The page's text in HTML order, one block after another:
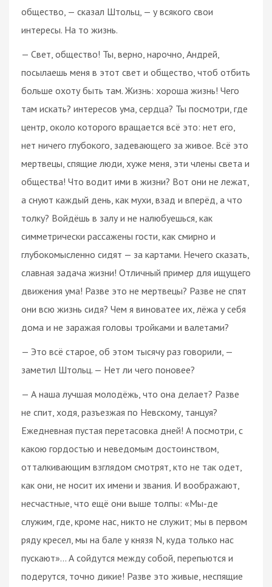
общество, — сказал Штольц, — у всякого свои
интересы. На то жизнь.
— Свет, общество! Ты, верно, нарочно, Андрей,
посылаешь меня в этот свет и общество, чтоб отбить
больше охоту быть там. Жизнь: хороша жизнь! Чего
там искать? интересов ума, сердца? Ты посмотри, где
центр, около которого вращается всё это: нет его,
нет ничего глубокого, задевающего за живое. Всё это
мертвецы, спящие люди, хуже меня, эти члены света и
общества! Что водит ими в жизни? Вот они не лежат,
а снуют каждый день, как мухи, взад и вперёд, а что
толку? Войдёшь в залу и не налюбуешься, как
симметрически рассажены гости, как смирно и
глубокомысленно сидят — за картами. Нечего сказать,
славная задача жизни! Отличный пример для ищущего
движения ума! Разве это не мертвецы? Разве не спят
они всю жизнь сидя? Чем я виноватее их, лёжа у себя
дома и не заражая головы тройками и валетами?
— Это всё старое, об этом тысячу раз говорили, —
заметил Штольц. — Нет ли чего поновее?
— А наша лучшая молодёжь, что она делает? Разве
не спит, ходя, разъезжая по Невскому, танцуя?
Ежедневная пустая перетасовка дней! А посмотри, с
какою гордостью и неведомым достоинством,
отталкивающим взглядом смотрят, кто не так одет,
как они, не носит их имени и звания. И воображают,
несчастные, что ещё они выше толпы: «Мы-де
служим, где, кроме нас, никто не служит; мы в первом
ряду кресел, мы на бале у князя N, куда только нас
пускают»… А сойдутся между собой, перепьются и
подерутся, точно дикие! Разве это живые, неспящие